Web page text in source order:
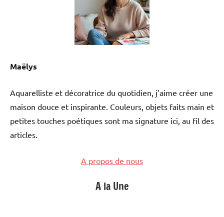
Maëlys
Aquarelliste et décoratrice du quotidien, j’aime créer une
maison douce et inspirante. Couleurs, objets faits main et
petites touches poétiques sont ma signature ici, au fil des
articles.
A propos de nous
A la Une